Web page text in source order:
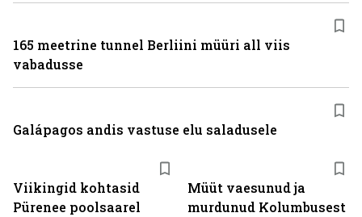
Viikingid kohtasid
Pürenee poolsaarel
Müüt vaesunud ja
murdunud Kolumbusest
165 meetrine tunnel Berliini müüri all viis
vabadusse
Galápagos andis vastuse elu saladusele